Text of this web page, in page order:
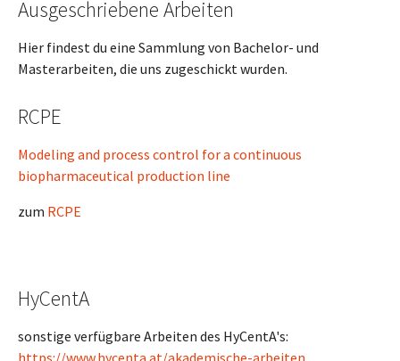
Ausgeschriebene Arbeiten
Hier findest du eine Sammlung von Bachelor- und
Masterarbeiten, die uns zugeschickt wurden.
RCPE
Modeling and process control for a continuous
biopharmaceutical production line
zum RCPE
HyCentA
sonstige verfügbare Arbeiten des HyCentA's:
https://www.hycenta.at/akademische-arbeiten